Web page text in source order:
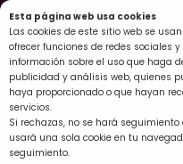
Esta página web usa cookies
Las cookies de este sitio web se
ofrecer funciones de redes sociales
información sobre el uso que haga
publicidad y análisis web, quienes
haya proporcionado o que hayan
servicios.
Si rechazas, no se hará
usará una sola cookie en tu
seguimiento.
Ir
al
contenido